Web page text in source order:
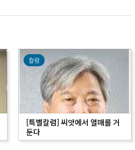
[특별칼럼] 씨앗에서 열매를 거
둔다
칼럼